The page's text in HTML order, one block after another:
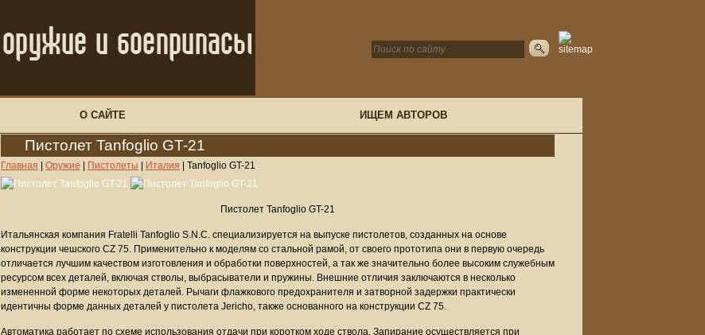
О САЙТЕ ИЩЕМ АВТОРОВ
Пистолет Tanfoglio GT-21
Главная Оружие Пистолеты Италия Tanfoglio GT-21
Пистолет Tanfoglio GT-21
Итальянская компания Fratelli Tanfoglio S.N.C. специализируется на выпуске пистолетов, созданных на основе
конструкции чешского CZ 75. Применительно к моделям со стальной рамой, от своего прототипа они в первую очередь
отличается лучшим качеством изготовления и обработки поверхностей, а так же значительно более высоким служебным
ресурсом всех деталей, включая стволы, выбрасыватели и пружины. Внешние отличия заключаются в несколько
измененной форме некоторых деталей. Рычаги флажкового предохранителя и затворной задержки практически
идентичны форме данных деталей у пистолета Jericho, также основанного на конструкции CZ 75.
Автоматика работает по схеме использования отдачи при коротком ходе ствола. Запирание осуществляется при